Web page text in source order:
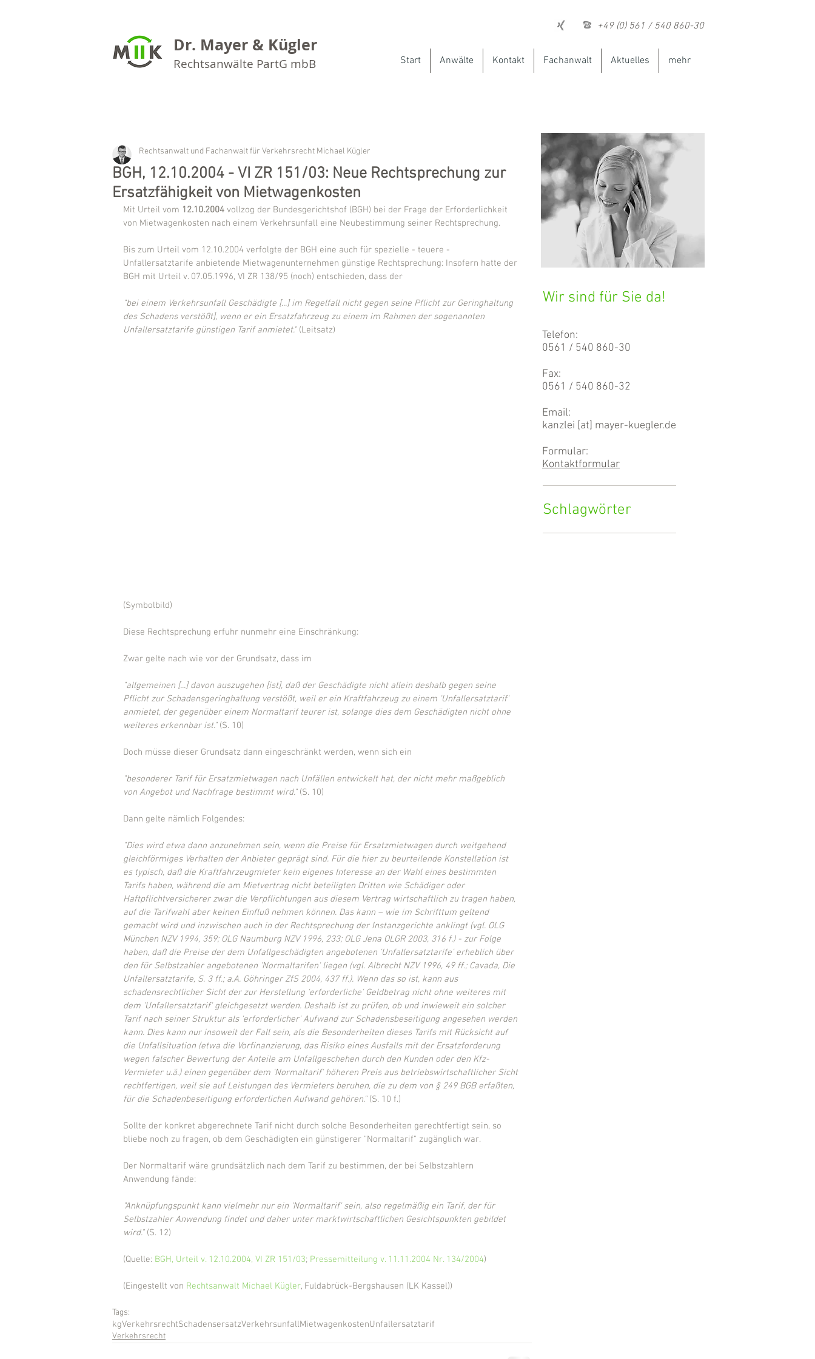
Dr. Mayer & Kügler
Rechtsanwälte PartG mbB
+49 (0) 561 / 540 860-30
Start Anwälte Kontakt Fachanwalt Aktuelles mehr
BGH, 12.10.2004 - VI ZR 151/03: Neue Rechtsprechung zur
Ersatzfähigkeit von Mietwagenkosten
Rechtsanwalt und Fachanwalt für Verkehrsrecht Michael Kügler
Mit Urteil vom 12.10.2004 vollzog der Bundesgerichtshof (BGH) bei der Frage der Erforderlichkeit
von Mietwagenkosten nach einem Verkehrsunfall eine Neubestimmung seiner Rechtsprechung.
Bis zum Urteil vom 12.10.2004 verfolgte der BGH eine auch für spezielle - teuere -
Unfallersatztarife anbietende Mietwagenunternehmen günstige Rechtsprechung: Insofern hatte der
BGH mit Urteil v. 07.05.1996, VI ZR 138/95 (noch) entschieden, dass der
"bei einem Verkehrsunfall Geschädigte [...] im Regelfall nicht gegen seine Pflicht zur Geringhaltung
des Schadens verstößt], wenn er ein Ersatzfahrzeug zu einem im Rahmen der sogenannten
Unfallersatztarife günstigen Tarif anmietet." (Leitsatz)
(Symbolbild)
Diese Rechtsprechung erfuhr nunmehr eine Einschränkung:
Zwar gelte nach wie vor der Grundsatz, dass im
"allgemeinen [...] davon auszugehen [ist], daß der Geschädigte nicht allein deshalb gegen seine
Pflicht zur Schadensgeringhaltung verstößt, weil er ein Kraftfahrzeug zu einem 'Unfallersatztarif'
anmietet, der gegenüber einem Normaltarif teurer ist, solange dies dem Geschädigten nicht ohne
weiteres erkennbar ist." (S. 10)
Doch müsse dieser Grundsatz dann eingeschränkt werden, wenn sich ein
"besonderer Tarif für Ersatzmietwagen nach Unfällen entwickelt hat, der nicht mehr maßgeblich
von Angebot und Nachfrage bestimmt wird." (S. 10)
Dann gelte nämlich Folgendes:
"Dies wird etwa dann anzunehmen sein, wenn die Preise für Ersatzmietwagen durch weitgehend
gleichförmiges Verhalten der Anbieter geprägt sind. Für die hier zu beurteilende Konstellation ist
es typisch, daß die Kraftfahrzeugmieter kein eigenes Interesse an der Wahl eines bestimmten
Tarifs haben, während die am Mietvertrag nicht beteiligten Dritten wie Schädiger oder
Haftpflichtversicherer zwar die Verpflichtungen aus diesem Vertrag wirtschaftlich zu tragen haben,
auf die Tarifwahl aber keinen Einfluß nehmen können. Das kann – wie im Schrifttum geltend
gemacht wird und inzwischen auch in der Rechtsprechung der Instanzgerichte anklingt (vgl. OLG
München NZV 1994, 359; OLG Naumburg NZV 1996, 233; OLG Jena OLGR 2003, 316 f.) - zur Folge
haben, daß die Preise der dem Unfallgeschädigten angebotenen 'Unfallersatztarife' erheblich über
den für Selbstzahler angebotenen 'Normaltarifen' liegen (vgl. Albrecht NZV 1996, 49 ff.; Cavada, Die
Unfallersatztarife, S. 3 ff.; a.A. Göhringer ZfS 2004, 437 ff.). Wenn das so ist, kann aus
schadensrechtlicher Sicht der zur Herstellung 'erforderliche' Geldbetrag nicht ohne weiteres mit
dem 'Unfallersatztarif' gleichgesetzt werden. Deshalb ist zu prüfen, ob und inwieweit ein solcher
Tarif nach seiner Struktur als 'erforderlicher' Aufwand zur Schadensbeseitigung angesehen werden
kann. Dies kann nur insoweit der Fall sein, als die Besonderheiten dieses Tarifs mit Rücksicht auf
die Unfallsituation (etwa die Vorfinanzierung, das Risiko eines Ausfalls mit der Ersatzforderung
wegen falscher Bewertung der Anteile am Unfallgeschehen durch den Kunden oder den Kfz-
Vermieter u.ä.) einen gegenüber dem 'Normaltarif' höheren Preis aus betriebswirtschaftlicher Sicht
rechtfertigen, weil sie auf Leistungen des Vermieters beruhen, die zu dem von § 249 BGB erfaßten,
für die Schadenbeseitigung erforderlichen Aufwand gehören." (S. 10 f.)
Sollte der konkret abgerechnete Tarif nicht durch solche Besonderheiten gerechtfertigt sein, so
bliebe noch zu fragen, ob dem Geschädigten ein günstigerer "Normaltarif" zugänglich war.
Der Normaltarif wäre grundsätzlich nach dem Tarif zu bestimmen, der bei Selbstzahlern
Anwendung fände:
"Anknüpfungspunkt kann vielmehr nur ein 'Normaltarif' sein, also regelmäßig ein Tarif, der für
Selbstzahler Anwendung findet und daher unter marktwirtschaftlichen Gesichtspunkten gebildet
wird." (S. 12)
(Quelle: BGH, Urteil v. 12.10.2004, VI ZR 151/03; Pressemitteilung v. 11.11.2004 Nr. 134/2004)
(Eingestellt von Rechtsanwalt Michael Kügler, Fuldabrück-Bergshausen (LK Kassel))
Tags:
kgVerkehrsrechtSchadensersatzVerkehrsunfallMietwagenkostenUnfallersatztarif
Verkehrsrecht
Wir sind für Sie da!
Telefon:
0561 / 540 860-30
Fax:
0561 / 540 860-32
Email:
kanzlei [at] mayer-kuegler.de
Formular:
Kontaktformular
Schlagwörter